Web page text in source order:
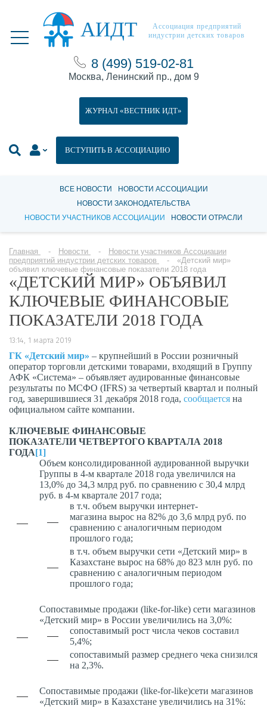
АИДТ
Ассоциация предприятий
индустрии детских товаров
8 (499) 519-02-81
Москва, Ленинский пр., дом 9
ВСТУПИТЬ В АССОЦИАЦИЮ
ЖУРНАЛ «ВЕСТНИК ИДТ»
ВСЕ НОВОСТИ
НОВОСТИ АССОЦИАЦИИ
НОВОСТИ ЗАКОНОДАТЕЛЬСТВА
НОВОСТИ УЧАСТНИКОВ АССОЦИАЦИИ
НОВОСТИ ОТРАСЛИ
Главная Новости
Новости участников Ассоциации
предприятий индустрии детских товаров
«Детский мир»
объявил ключевые финансовые показатели 2018 года
«ДЕТСКИЙ МИР» ОБЪЯВИЛ
КЛЮЧЕВЫЕ ФИНАНСОВЫЕ
ПОКАЗАТЕЛИ 2018 ГОДА
13:14, 1 марта 2019
ГК «Детский мир» – крупнейший в России розничный
оператор торговли детскими товарами, входящий в Группу
АФК «Система» – объявляет аудированные финансовые
результаты по МСФО (IFRS) за четвертый квартал и полный
год, завершившиеся 31 декабря 2018 года, сообщается на
официальном сайте компании.
КЛЮЧЕВЫЕ ФИНАНСОВЫЕ
ПОКАЗАТЕЛИ ЧЕТВЕРТОГО КВАРТАЛА 2018
ГОДА[1]
Объем консолидированной аудированной выручки
Группы в 4-м квартале 2018 года увеличился на
13,0% до 34,3 млрд руб. по сравнению с 30,4 млрд
руб. в 4-м квартале 2017 года;
в т.ч. объем выручки интернет-
магазина вырос на 82% до 3,6 млрд руб. по
сравнению с аналогичным периодом
прошлого года;
в т.ч. объем выручки сети «Детский мир» в
Казахстане вырос на 68% до 823 млн руб. по
сравнению с аналогичным периодом
прошлого года;
Сопоставимые продажи (like-for-like) сети магазинов
«Детский мир» в России увеличились на 3,0%:
сопоставимый рост числа чеков составил
5,4%;
сопоставимый размер среднего чека снизился
на 2,3%.
Сопоставимые продажи (like-for-like)сети магазинов
«Детский мир» в Казахстане увеличились на 31%: